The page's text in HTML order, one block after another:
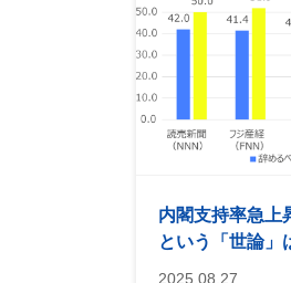
内閣支持率急上
という「世論」
2025.08.27